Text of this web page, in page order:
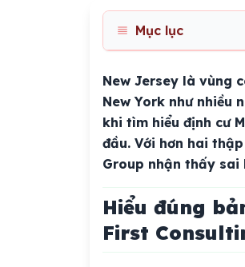
Mục lục
New Jersey là vùng
New York như nhiều
khi tìm hiểu định cư
đầu. Với hơn hai
Group nhận thấy sai
Hiểu đúng
First